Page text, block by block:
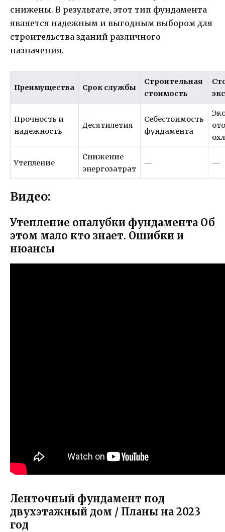
снижены. В результате, этот тип фундамента
является надежным и выгодным выбором для
строительства зданий различного
назначения.
Преимущества Срок службы
Строительная
стоимость
Прочность и
надежность
Десятилетия
Себестоимость
фундамента
Утепление
Снижение
энергозатрат
— —
Видео:
Утепление опалубки фундамента Об
этом мало кто знает. Ошибки и
нюансы
Ленточный фундамент под
двухэтажный дом / Планы на 2023
год